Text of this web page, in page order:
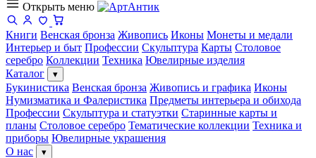
Открыть меню
Книги Венская бронза Живопись Иконы Монеты и медали
Интерьер и быт Профессии Скульптура Карты Столовое
серебро Коллекции Техника Ювелирные изделия
Каталог
▾
Букинистика Венская бронза Живопись и графика Иконы
Нумизматика и Фалеристика Предметы интерьера и обихода
Профессии Скульптура и статуэтки Старинные карты и
планы Столовое серебро Тематические коллекции Техника и
приборы Ювелирные украшения
О нас
▾